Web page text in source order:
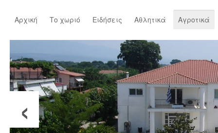
Αρχική Το χωριό Ειδήσεις Αθλητικά Αγροτικά
‹